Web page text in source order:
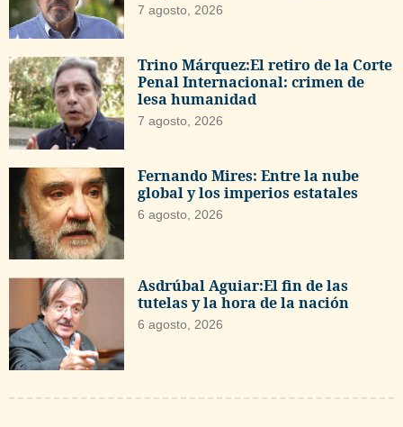
7 agosto, 2026
Trino Márquez:El retiro de la Corte
Penal Internacional: crimen de
lesa humanidad
7 agosto, 2026
Fernando Mires: Entre la nube
global y los imperios estatales
6 agosto, 2026
Asdrúbal Aguiar:El fin de las
tutelas y la hora de la nación
6 agosto, 2026